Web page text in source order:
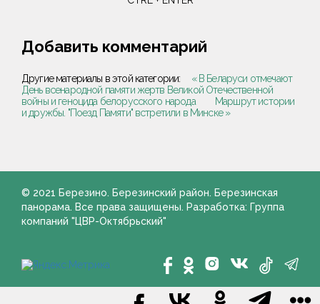
Добавить комментарий
Другие материалы в этой категории:
« В Беларуси отмечают
День всенародной памяти жертв Великой Отечественной
войны и геноцида белорусского народа
Маршрут истории
и дружбы. "Поезд Памяти" встретили в Минске »
© 2021 Березино. Березинский район. Березинская
панорама. Все права защищены. Разработка: Группа
компаний "ЦВР-Октябрьский"